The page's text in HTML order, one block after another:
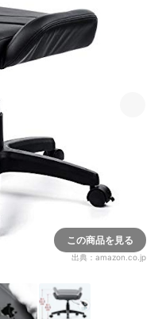
この商品を見る
出典： amazon.co.jp